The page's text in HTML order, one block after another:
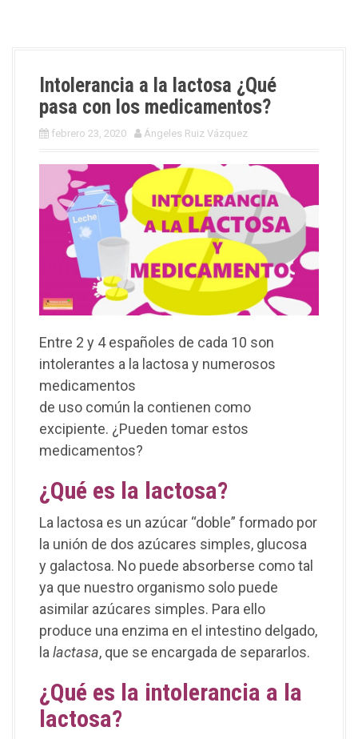
Intolerancia a la lactosa ¿Qué
pasa con los medicamentos?
febrero 23, 2020 Ángeles Ruiz Vázquez
Entre 2 y 4 españoles de cada 10 son
intolerantes a la lactosa y numerosos
medicamentos
de uso común la contienen como
excipiente. ¿Pueden tomar estos
medicamentos?
¿Qué es la lactosa?
La lactosa es un azúcar “doble” formado por
la unión de dos azúcares simples, glucosa
y galactosa. No puede absorberse como tal
ya que nuestro organismo solo puede
asimilar azúcares simples. Para ello
produce una enzima en el intestino delgado,
la lactasa, que se encargada de separarlos.
¿Qué es la intolerancia a la
lactosa?